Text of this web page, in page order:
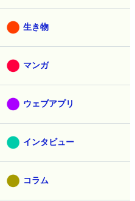
生き物
マンガ
ウェブアプリ
インタビュー
コラム